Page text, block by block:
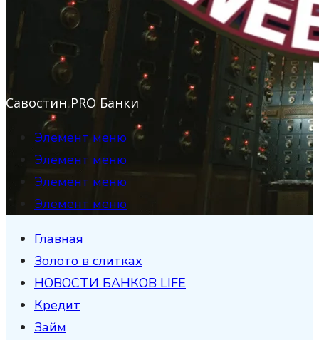
Савостин PRO Банки
Элемент меню
Элемент меню
Элемент меню
Элемент меню
Главная
Золото в слитках
НОВОСТИ БАНКОВ LIFE
Кредит
Займ